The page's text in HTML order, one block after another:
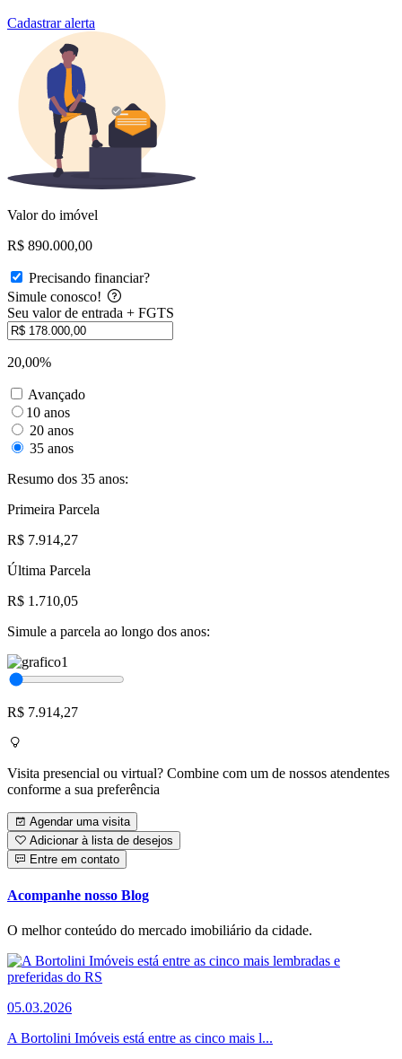
Cadastrar alerta
Valor do imóvel
R$ 890.000,00
Precisando financiar?
Simule conosco!
Seu valor de entrada + FGTS
20,00%
Avançado
10 anos
20 anos
35 anos
Resumo dos 35 anos:
Primeira Parcela
R$ 7.914,27
Última Parcela
R$ 1.710,05
Simule a parcela ao longo dos anos:
R$ 7.914,27
Visita presencial ou virtual? Combine com um de nossos atendentes
conforme a sua preferência
Agendar uma visita
Adicionar à lista de desejos
Entre em contato
Acompanhe nosso Blog
O melhor conteúdo do mercado imobiliário da cidade.
05.03.2026
A Bortolini Imóveis está entre as cinco mais l...